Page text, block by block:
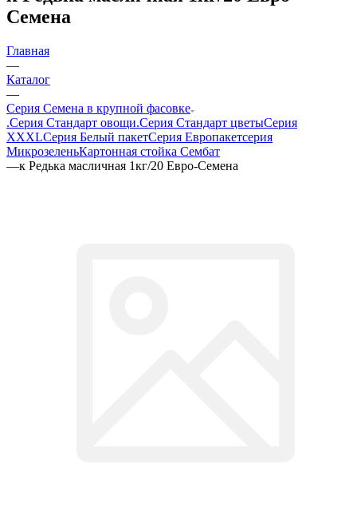
Семена
Главная
—
Каталог
—
Серия Семена в крупной фасовке
.Серия Стандарт овощи.Серия Стандарт цветыСерия
XXXLСерия Белый пакетСерия Европакетсерия
МикрозеленьКартонная стойка Сембат
—к Редька масличная 1кг/20 Евро-Семена